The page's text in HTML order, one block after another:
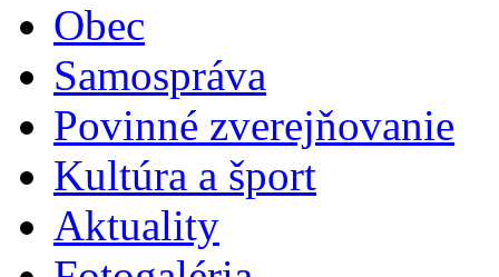
Obec
Samospráva
Povinné zverejňovanie
Kultúra a šport
Aktuality